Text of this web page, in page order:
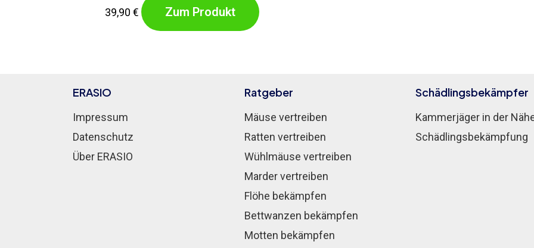
39,90 € Zum Produkt
ERASIO
Impressum
Datenschutz
Über ERASIO
Ratgeber
Mäuse vertreiben
Ratten vertreiben
Wühlmäuse vertreiben
Marder vertreiben
Flöhe bekämpfen
Bettwanzen bekämpfen
Motten bekämpfen
Schädlingsbekämpfer
Kammerjäger in der
Schädlingsbekämpfung